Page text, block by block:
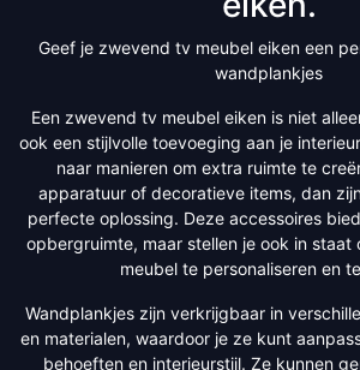
Geef je zwevend tv meubel eiken een
wandplankjes
Een zwevend tv meubel eiken is niet
ook een stijlvolle toevoeging aan je
naar manieren om extra ruimte te
apparatuur of decoratieve items, dan
perfecte oplossing. Deze accessoires
opbergruimte, maar stellen je ook in
meubel te personaliseren en
Wandplankjes zijn verkrijgbaar in
en materialen, waardoor je ze kunt
behoeften en interieurstijl. Ze kunnen